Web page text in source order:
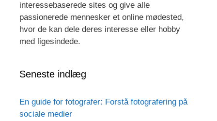
interessebaserede sites og give alle
passionerede mennesker et online mødested,
hvor de kan dele deres interesse eller hobby
med ligesindede.
Seneste indlæg
En guide for fotografer: Forstå fotografering på
sociale medier